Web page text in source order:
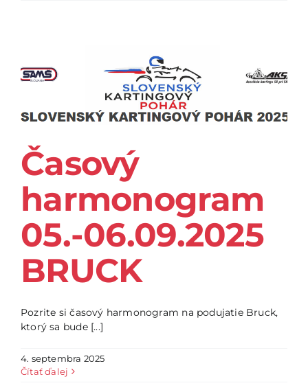
Časový
harmonogram
05.-06.09.2025
BRUCK
Pozrite si časový harmonogram na podujatie Bruck,
ktorý sa bude [...]
4. septembra 2025
Čítať ďalej